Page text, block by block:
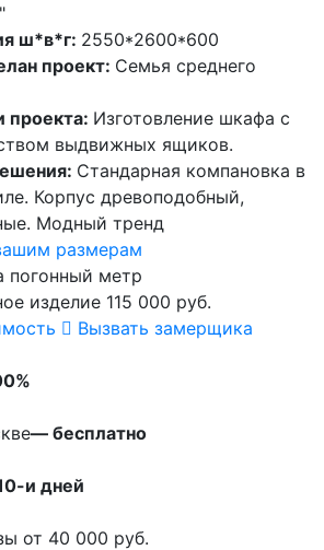
ш*в*г: 2550*2600*600
проект: Семья среднего
проекта: Изготовление шкафа с
выдвижных ящиков.
Стандарная компановка в
Корпус древоподобный,
Модный тренд
размерам
погонный метр
изделие 115 000 руб.
Вызвать замерщика
— бесплатно
и дней
от 40 000 руб.